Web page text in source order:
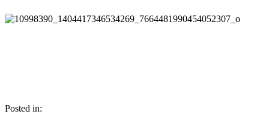
Posted in: